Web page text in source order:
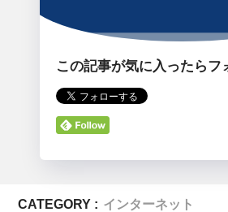
この記事が気に入ったらフ
CATEGORY : インターネット